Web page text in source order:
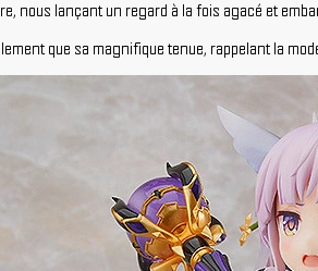
nous lançant un regard à la fois agacé et
que sa magnifique tenue, rappelant la